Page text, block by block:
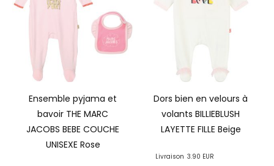
Ensemble pyjama et
bavoir THE MARC
JACOBS BEBE COUCHE
UNISEXE Rose
Dors bien en velours à
volants BILLIEBLUSH
LAYETTE FILLE Beige
Livraison 3.90 EUR